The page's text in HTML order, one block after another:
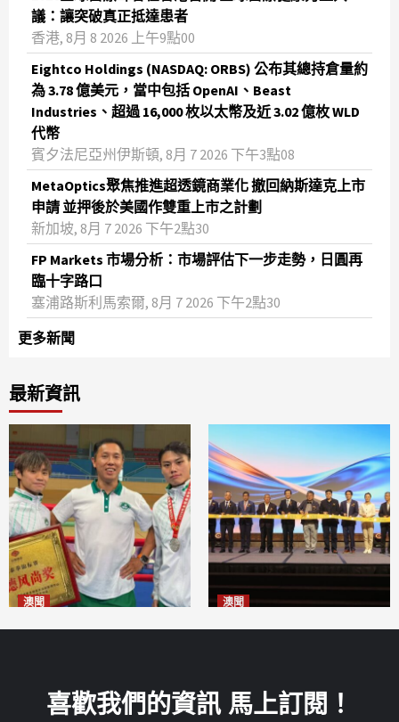
議：讓突破真正抵達患者
香港, 8月 8 2026 上午9點00
Eightco Holdings (NASDAQ: ORBS) 公布其總持倉量約
為 3.78 億美元，當中包括 OpenAI、Beast
Industries、超過 16,000 枚以太幣及近 3.02 億枚 WLD
代幣
賓夕法尼亞州伊斯頓, 8月 7 2026 下午3點08
MetaOptics聚焦推進超透鏡商業化 撤回納斯達克上市
申請 並押後於美國作雙重上市之計劃
新加坡, 8月 7 2026 下午2點30
FP Markets 市場分析：市場評估下一步走勢，日圓再
臨十字路口
塞浦路斯利馬索爾, 8月 7 2026 下午2點30
更多新聞
最新資訊
澳聞 澳聞
喜歡我們的資訊 馬上訂閱！